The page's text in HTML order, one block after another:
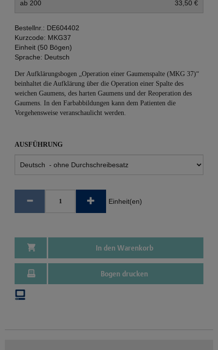
ab 200 33,50 €
Bestellnr.: DE604402
Kurzcode: MKG37
Einheit (50 Bögen)
Sprache: Deutsch
Der Aufklärungsbogen „Operation einer Gaumenspalte (MKG 37)“
beinhaltet die Aufklärung über die Operation einer Spalte des
weichen Gaumens, des harten Gaumens und der Reoperation des
Gaumens. In den Farbabbildungen kann dem Patienten die
Vorgehensweise veranschaulicht werden.
AUSFÜHRUNG
Einheit(en)
In den Warenkorb
Bogen drucken